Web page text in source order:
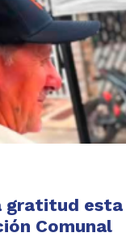
Comunal